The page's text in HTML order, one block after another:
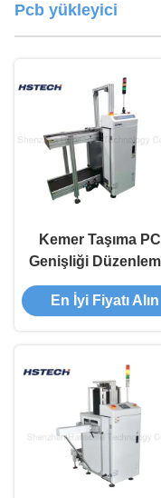
Pcb yükleyici
Kemer Taşıma
Genişliği
Renkli Ekran SMT
Yükleyici
En İyi Fiyatı Alın